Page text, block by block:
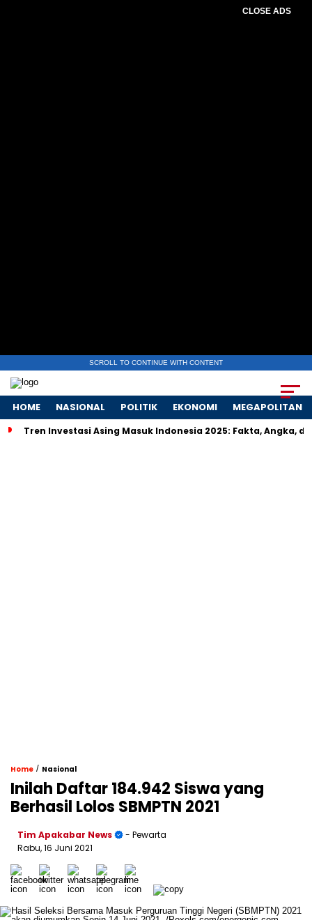
CLOSE ADS
SCROLL TO CONTINUE WITH CONTENT
HOME NASIONAL POLITIK EKONOMI MEGAPOLITAN
Tren Investasi Asing Masuk Indonesia 2025: Fakta, Angka,
Home / Nasional
Inilah Daftar 184.942 Siswa yang
Berhasil Lolos SBMPTN 2021
Tim Apakabar News
- Pewarta
Rabu, 16 Juni 2021